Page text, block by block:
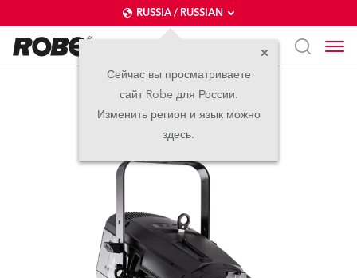
RUSSIA / RUSSIAN
Сейчас вы просматриваете
сайт Robe для России.
Изменить регион и язык можно
здесь.
T11 Profile™